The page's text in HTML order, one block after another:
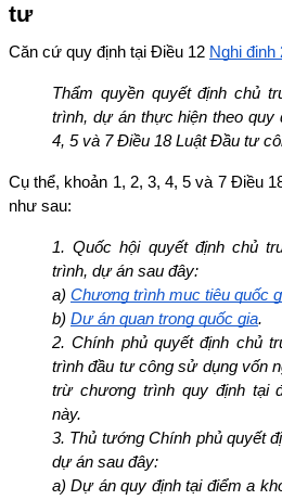
tư
Căn cứ quy định tại Điều 12 Nghị
Thẩm quyền quyết định chủ
trình, dự án thực hiện theo quy
4, 5 và 7 Điều 18 Luật Đầu tư
Cụ thể, khoản 1, 2, 3, 4, 5 và 7 Điều
như sau:
1. Quốc hội quyết định chủ
trình, dự án sau đây:
a) Chương trình mục tiêu quốc
b) Dự án quan trọng quốc gia.
2. Chính phủ quyết định chủ
trình đầu tư công sử dụng vốn
trừ chương trình quy định tại
này.
3. Thủ tướng Chính phủ quyết
dự án sau đây:
a) Dự án quy định tại điểm a